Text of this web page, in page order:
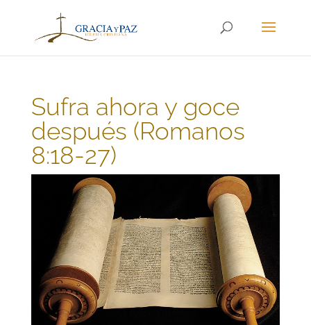
Sufra ahora y goce
después (Romanos
8:18-27)